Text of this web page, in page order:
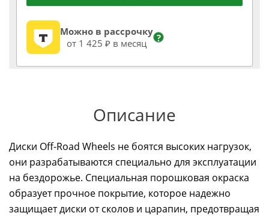
Можно в рассрочку
от 1 425 ₽ в месяц
?
Описание
Диски Off-Road Wheels не боятся высоких нагрузок,
они разрабатываются специально для эксплуатации
на бездорожье. Специальная порошковая окраска
образует прочное покрытие, которое надежно
защищает диски от сколов и царапин, предотвращая